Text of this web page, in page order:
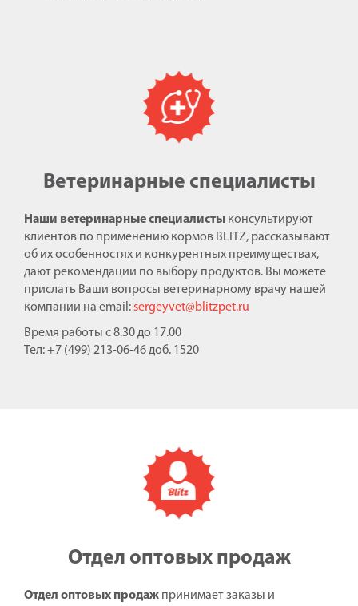
Ветеринарные специалисты
Наши ветеринарные специалисты консультируют
клиентов по применению кормов BLITZ, рассказывают
об их особенностях и конкурентных преимуществах,
дают рекомендации по выбору продуктов. Вы можете
прислать Ваши вопросы ветеринарному врачу нашей
компании на email:sergeyvet@blitzpet.ru
Время работы с 8.30 до 17.00
Тел: +7 (499) 213-06-46 доб. 1520
Отдел оптовых продаж
Отдел оптовых продаж принимает заказы и